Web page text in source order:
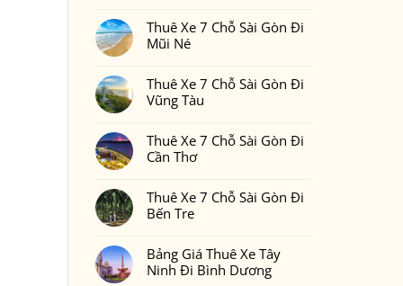
Bình
Phước
7
Chỗ
Sài
Đà
Lạt
bình
luận
ở
7
Chỗ
Sài
Nha
Trang
Thuê Xe 7 Chỗ Sài Gòn Đi
Mũi Né
bình
luận
ở
7
Chỗ
Sài
Mũi
Né
Thuê Xe 7 Chỗ Sài Gòn Đi
Vũng Tàu
bình
luận
ở
7
Chỗ
Sài
Vũng
Tàu
Thuê Xe 7 Chỗ Sài Gòn Đi
Cần Thơ
bình
luận
ở
7
Chỗ
Sài
Thuê Xe 7 Chỗ Sài Gòn Đi
Bến Tre
bình
luận
ở
Bảng Giá Thuê Xe Tây
Ninh Đi Bình Dương